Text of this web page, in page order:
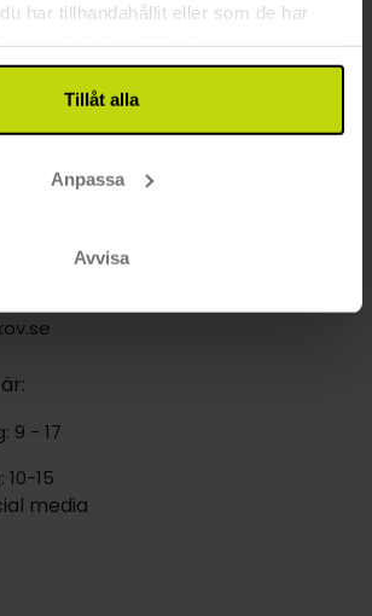
har tillhandahållit eller som de har
Tillåt alla
Anpassa
Avvisa
i Halvpension paket i
i Hundested erbjuder många populära
9 - 17
15
media